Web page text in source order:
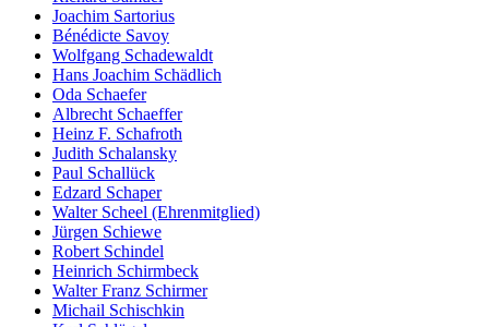
Joachim Sartorius
Bénédicte Savoy
Wolfgang Schadewaldt
Hans Joachim Schädlich
Oda Schaefer
Albrecht Schaeffer
Heinz F. Schafroth
Judith Schalansky
Paul Schallück
Edzard Schaper
Walter Scheel (Ehrenmitglied)
Jürgen Schiewe
Robert Schindel
Heinrich Schirmbeck
Walter Franz Schirmer
Michail Schischkin